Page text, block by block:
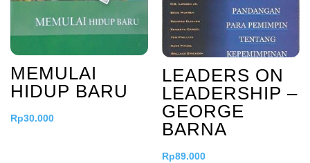
MEMULAI
HIDUP BARU
Rp30.000
LEADERS ON
LEADERSHIP –
GEORGE
BARNA
Rp89.000